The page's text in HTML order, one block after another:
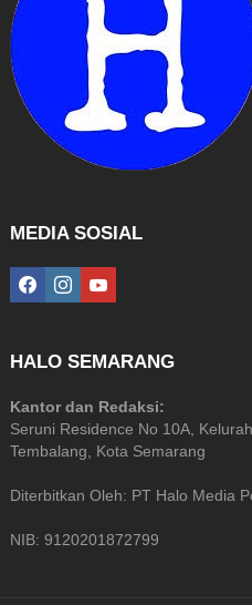
MEDIA SOSIAL
facebookinstagramyoutube
HALO SEMARANG
Kantor dan Redaksi:
Seruni Residence No 10A,
Tembalang, Kota Semarang
Diterbitkan Oleh: PT Halo Media
NIB: 9120201872799